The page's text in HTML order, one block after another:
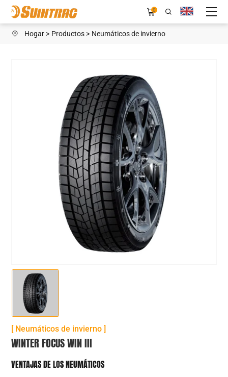
WINTER
FOCUS
0
Hogar Productos Neumáticos de invierno
[ Neumáticos de invierno ]
WINTER FOCUS WIN III
VENTAJAS DE LOS NEUMÁTICOS